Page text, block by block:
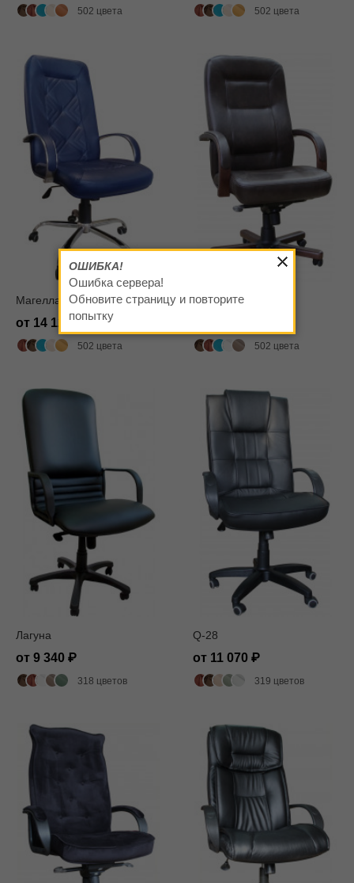
502 цвета 502 цвета
Магеллан Хром
от 14 120
502 цвета
Ника лагуна мп
502 цвета
Лагуна
от 9 340
318 цветов
Q-28
от 11 070
319 цветов
ОШИБКА!
Ошибка сервера!
Обновите страницу и повторите
попытку